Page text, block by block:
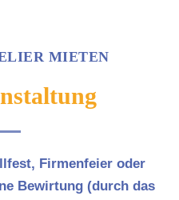
MIETEN
Firmenfeier oder
Bewirtung (durch das